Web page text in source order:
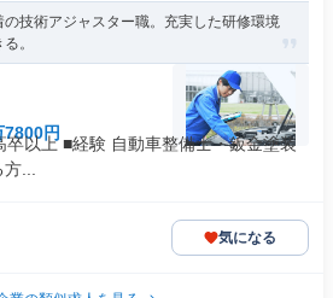
技術アジャスター職。充実した研修環境
。
7800円
以上 ■経験 自動車整備士・鈑金塗装
...
気になる